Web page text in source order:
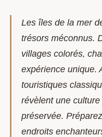
Les îles de la mer
trésors méconnus.
villages colorés,
expérience unique.
touristiques
révèlent une
préservée.
endroits